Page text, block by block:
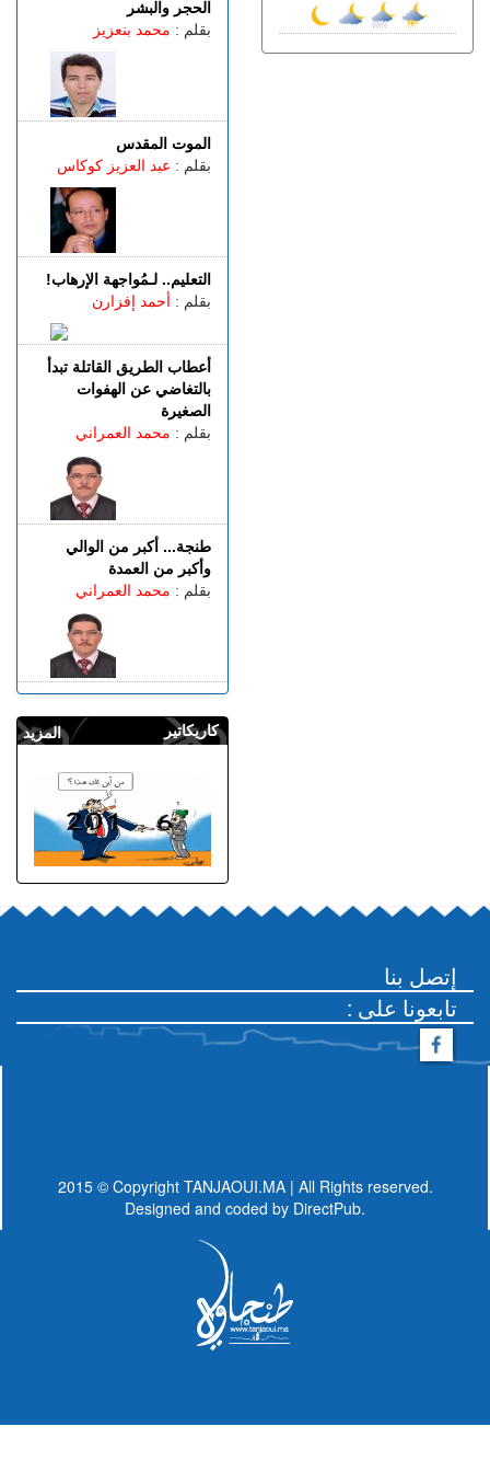
الحجر والبشر
بقلم : محمد بنعزيز
الموت المقدس
بقلم : عبد العزيز كوكاس
التعليم.. لـمُواجهة الإرهاب!
بقلم : أحمد إفزارن
أعطاب الطريق القاتلة تبدأ
بالتغاضي عن الهفوات
الصغيرة
بقلم : محمد العمراني
طنجة... أكبر من الوالي
وأكبر من العمدة
بقلم : محمد العمراني
المزيد كاريكاتير
تفوق الـ40 درجة.. المغرب
إتصل بنا
: تابعونا على
2015 © Copyright TANJAOUI.MA | All Rights reserved.
Designed and coded by DirectPub.